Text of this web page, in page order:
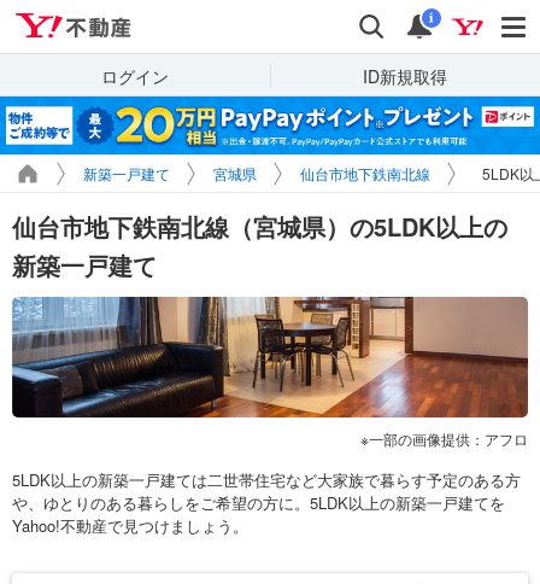
検索 通知
i
ログイン ID新規取得
新築一戸建て 宮城県 仙台市地下鉄南北線 5LDK以
仙台市地下鉄南北線（宮城県）の5LDK以上の
新築一戸建て
一部の画像提供：アフロ
5LDK以上の新築一戸建ては二世帯住宅など大家族で暮らす予定のある方
や、ゆとりのある暮らしをご希望の方に。5LDK以上の新築一戸建てを
Yahoo!不動産で見つけましょう。